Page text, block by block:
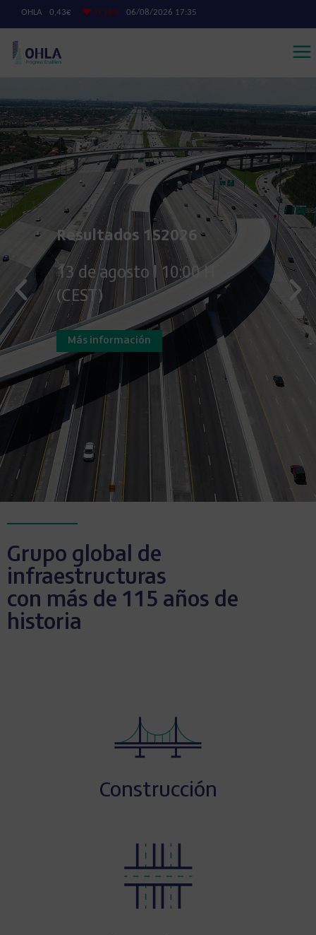
Resultados 1S2026
13 de agosto | 10:00 H
(CEST)
Más información
Grupo global de
infraestructuras
con más de 115 años de
historia
Construcción